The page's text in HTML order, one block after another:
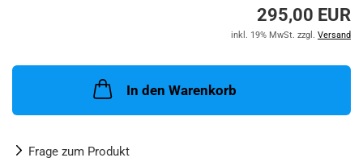
295,00 EUR
inkl. 19% MwSt. zzgl. Versand
In den Warenkorb
Frage zum Produkt